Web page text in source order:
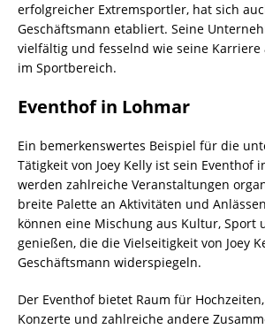
erfolgreicher Extremsportler, hat sich
Geschäftsmann etabliert. Seine
vielfältig und fesselnd wie seine
im Sportbereich.
Eventhof in Lohmar
Ein bemerkenswertes Beispiel für die
Tätigkeit von Joey Kelly ist sein Eventhof
werden zahlreiche Veranstaltungen
breite Palette an Aktivitäten und
können eine Mischung aus Kultur, Sport
genießen, die die Vielseitigkeit von Joey
Geschäftsmann widerspiegeln.
Der Eventhof bietet Raum für
Konzerte und zahlreiche andere